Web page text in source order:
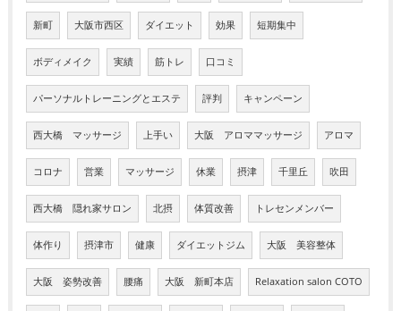
新町 大阪市西区 ダイエット 効果 短期集中
ボディメイク 実績 筋トレ 口コミ
パーソナルトレーニングとエステ 評判 キャンペーン
西大橋 マッサージ 上手い 大阪 アロママッサージ アロマ
コロナ 営業 マッサージ 休業 摂津 千里丘 吹田
西大橋 隠れ家サロン 北摂 体質改善 トレセンメンバー
体作り 摂津市 健康 ダイエットジム 大阪 美容整体
大阪 姿勢改善 腰痛 大阪 新町本店 Relaxation salon COTO